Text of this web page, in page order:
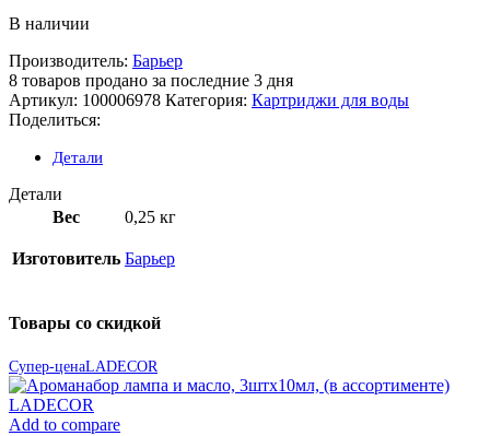
В наличии
Производитель: Барьер
8 товаров продано за последние 3 дня
Артикул: 100006978 Категория: Картриджи для воды
Поделиться:
Детали
Детали
Вес
0,25 кг
Изготовитель Барьер
Товары со скидкой
Супер-ценаLADECOR
Add to compare